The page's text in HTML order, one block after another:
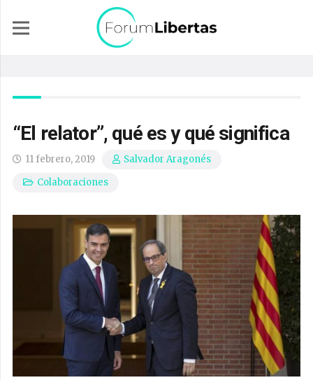
“El relator”, qué es y qué significa
11 febrero, 2019
Salvador Aragonés
Colaboraciones